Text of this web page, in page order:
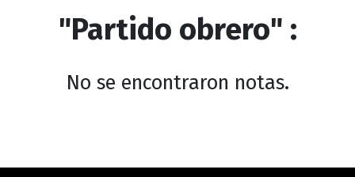
"Partido obrero" :
No se encontraron notas.